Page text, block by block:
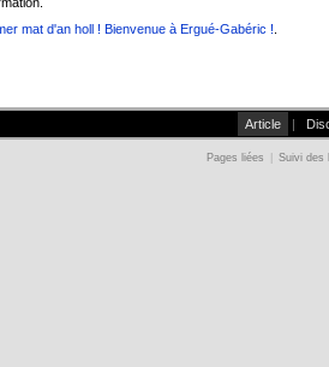
mat d'an holl ! Bienvenue à Ergué-Gabéric !
Article |
Pages liées Suivi des